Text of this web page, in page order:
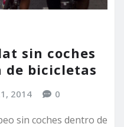
sin coches
de bicicletas
2014 0
sin coches dentro de